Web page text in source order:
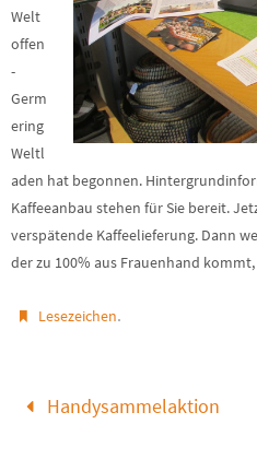
Welt
offen
-
Germ
ering
Weltl
aden hat begonnen.
Kaffeeanbau stehen für Sie bereit.
verspätende Kaffeelieferung. Dann
der zu 100% aus Frauenhand
Lesezeichen.
Handysammelaktion